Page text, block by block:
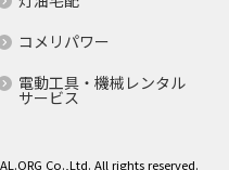
コメリパワー
電動工具・機械レンタル
サービス
Co.,Ltd. All rights reserved.